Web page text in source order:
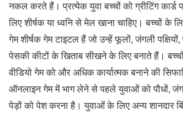
नकल करते हैं। प्रत्येक युवा बच्चों को ग्रीटिंग कार्ड
लिए शीर्षक या ध्वनि से मेल खाना चाहिए। बच्चों के
गेम शीर्षक गेम टाइटल हैं जो उन्हें फूलों, जंगली
पेसकी कीटों के खिताब सीखने के लिए बनाते हैं।
वीडियो गेम को और अधिक कार्यात्मक बनाने की
ऑनलाइन गेम में भाग लेने से पहले युवाओं को पौधों,
पेड़ों को पेश करना है। युवाओं के लिए अन्य शानदार